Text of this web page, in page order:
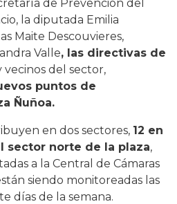
de Prevención del
la diputada Emilia
Maite Descouvieres,
Valle, las directivas de
vecinos del sector,
puntos de
Ñuñoa.
en dos sectores, 12 en
sector norte de la plaza,
a la Central de Cámaras
siendo monitoreadas las
días de la semana.